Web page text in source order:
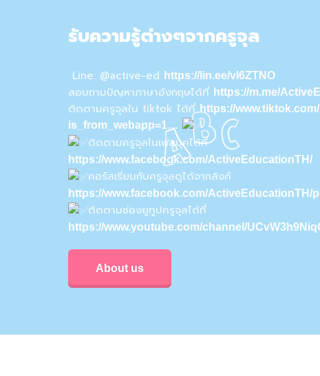
รับความรู้ต่างๆจากครูจุล
Line: @active-ed https://lin.ee/vI6ZTNO
สอบถามปัญหาภาษาอังกฤษได้ที่ https://m.me/
ติดตามครูจุลใน tiktok ได้ที่https://
is_from_webapp=1…
ติดตามครูจุลในเฟสบุคได้ที่
https://www.facebook.com/ActiveEducationTH/
คอร์สเรียนกับครูจุลดูได้จากลิงค์
https://www.facebook.com/ActiveEducationTH/
ติดตามช่องยูทูปครูจุลได้ที่
https://www.youtube.com/channel/
About us